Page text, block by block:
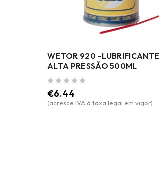
WETOR 920 -LUBRIFICANTE
ALTA PRESSÃO 500ML
€6.44
(acresce IVA à taxa legal em vigor)